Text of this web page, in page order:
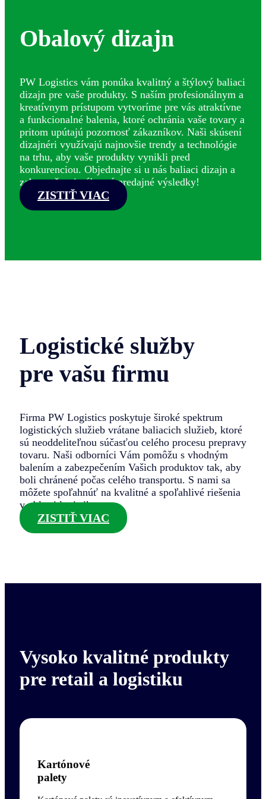
Obalový dizajn
PW Logistics vám ponúka kvalitný a štýlový baliaci
dizajn pre vaše produkty. S naším profesionálnym a
kreatívnym prístupom vytvoríme pre vás atraktívne
a funkcionalné balenia, ktoré ochránia vaše tovary a
pritom upútajú pozornosť zákazníkov. Naši skúsení
dizajnéri využívajú najnovšie trendy a technológie
na trhu, aby vaše produkty vynikli pred
konkurenciou. Objednajte si u nás baliaci dizajn a
zabezpečte si výborné predajné výsledky!
ZISTIŤ VIAC
Logistické služby
pre vašu firmu
Firma PW Logistics poskytuje široké spektrum
logistických služieb vrátane baliacich služieb, ktoré
sú neoddeliteľnou súčasťou celého procesu prepravy
tovaru. Naši odborníci Vám pomôžu s vhodným
balením a zabezpečením Vašich produktov tak, aby
boli chránené počas celého transportu. S nami sa
môžete spoľahnúť na kvalitné a spoľahlivé riešenia
v oblasti logistiky.
ZISTIŤ VIAC
Vysoko kvalitné produkty
pre retail a logistiku
Kartónové
palety